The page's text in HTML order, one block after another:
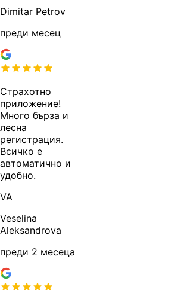
Dimitar Petrov
преди месец
Страхотно
приложение!
Много бърза и
лесна
регистрация.
Всичко е
автоматично и
удобно.
VA
Veselina
Aleksandrova
преди 2 месеца